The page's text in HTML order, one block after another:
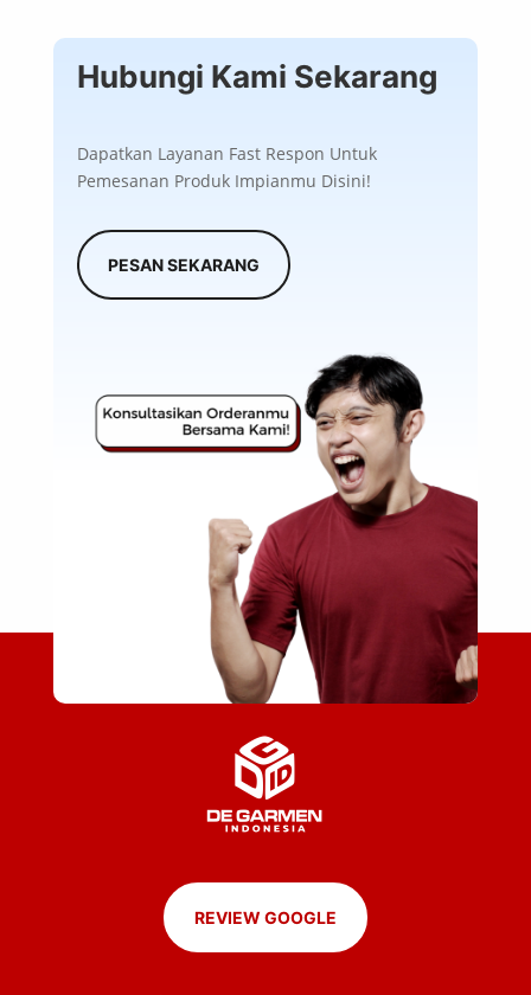
Hubungi Kami Sekarang
Dapatkan Layanan Fast Respon Untuk
Pemesanan Produk Impianmu Disini!
PESAN SEKARANG
REVIEW GOOGLE